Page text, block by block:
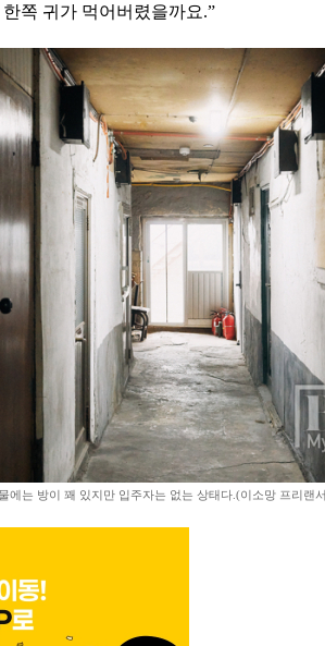
쪽 귀가 먹어버렸을까요.”
에는 방이 꽤 있지만 입주자는 없는 상태다.(이소망 프리랜